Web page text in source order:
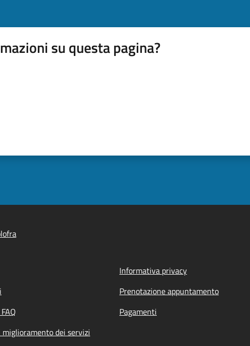
su questa pagina?
Informativa privacy
Prenotazione appuntamento
Pagamenti
miglioramento dei servizi